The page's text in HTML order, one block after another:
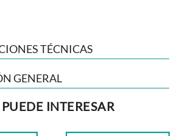
TÉCNICAS
GENERAL
INTERESAR